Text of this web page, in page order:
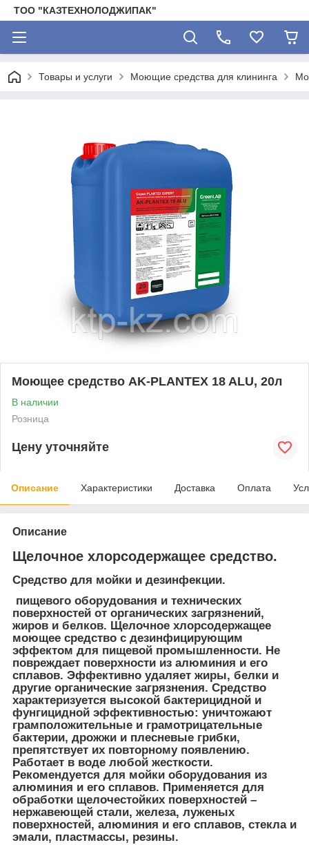
ТОО "КАЗТЕХНОЛОДЖИПАК"
Товары и услуги Моющие средства для клининга
Моющее средство AK-PLANTEX 18 ALU, 20л
В наличии
Розница
Цену уточняйте
Описание Характеристики Доставка Оплата
Описание
Щелочное хлорсодержащее средство.
Средство для мойки и дезинфекции.
пищевого оборудования и технических
поверхностей от органических загрязнений,
жиров и белков. Щелочное хлорсодержащее
моющее средство с дезинфицирующим
эффектом для пищевой промышленности. Не
повреждает поверхности из алюминия и его
сплавов. Эффективно удаляет жиры, белки и
другие органические загрязнения. Средство
характеризуется высокой бактерицидной и
фунгицидной эффективностью: уничтожают
грамположительные и грамотрицательные
бактерии, дрожжи и плесневые грибки,
препятствует их повторному появлению.
Работает в воде любой жесткости.
Рекомендуется для мойки оборудования из
алюминия и его сплавов. Применяется для
обработки щелочестойких поверхностей –
нержавеющей стали, железа, луженых
поверхностей, алюминия и его сплавов, стекла и
эмали, пластмассы, резины.